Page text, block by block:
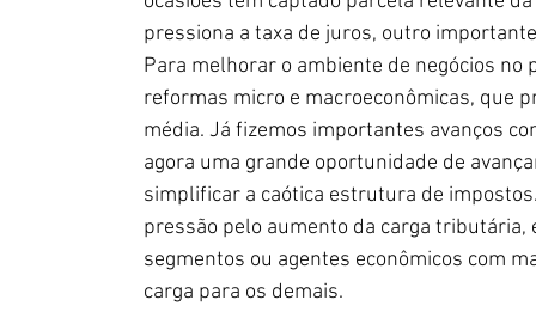
pressiona a taxa de juros, outro
Para melhorar o ambiente de negócios
reformas micro e macroeconômicas, que
média. Já fizemos importantes avanços
agora uma grande oportunidade de
simplificar a caótica estrutura de
pressão pelo aumento da carga
segmentos ou agentes econômicos com
carga para os demais.